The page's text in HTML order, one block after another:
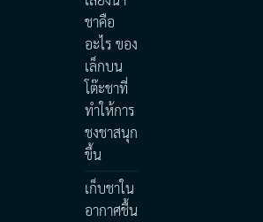
ชาคือ
อะไร ของ
เล็กบน
โต๊ะชาที่
ทำให้การ
ชงชาสนุก
ขึ้น
เก็บชาใน
อากาศชื้น